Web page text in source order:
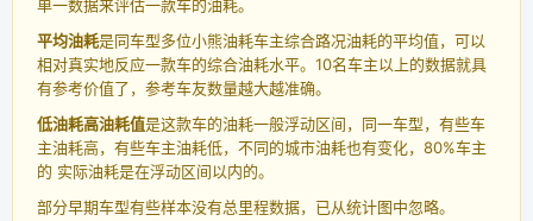
单一数据来评估一款车的油耗。
平均油耗是同车型多位小熊油耗车主综合路况油耗的平均值，可以
相对真实地反应一款车的综合油耗水平。10名车主以上的数据就具
有参考价值了，参考车友数量越大越准确。
低油耗高油耗值是这款车的油耗一般浮动区间，同一车型，有些车
主油耗高，有些车主油耗低，不同的城市油耗也有变化，80%车主
的 实际油耗是在浮动区间以内的。
部分早期车型有些样本没有总里程数据，已从统计图中忽略。